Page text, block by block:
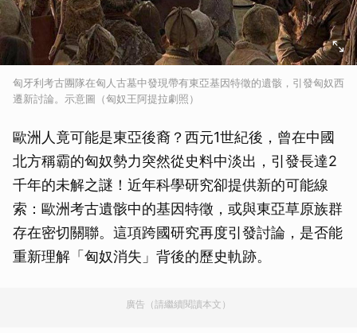
匈牙利考古團隊在匈人古墓中發現帶有東亞基因特徵的遺骸，引發匈奴西
遷新討論。示意圖（匈奴王阿提拉劇照）
歐洲人竟可能是東亞後裔？西元1世紀後，曾在中國
北方稱霸的匈奴勢力突然從史料中淡出，引發長達2
千年的未解之謎！近年科學研究卻提供新的可能線
索：歐洲考古遺骸中的基因特徵，或與東亞草原族群
存在密切關聯。這項跨國研究再度引發討論，是否能
重新理解「匈奴消失」背後的歷史軌跡。
廣告（請繼續閱讀本文）